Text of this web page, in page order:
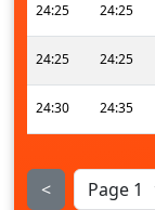
24:25 24:25
24:25 24:25
24:30 24:35
<